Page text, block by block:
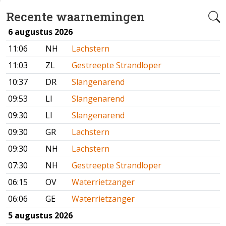
Recente waarnemingen
6 augustus 2026
11:06
NH
Lachstern
11:03
ZL
Gestreepte Strandloper
10:37
DR
Slangenarend
09:53
LI
Slangenarend
09:30
LI
Slangenarend
09:30
GR
Lachstern
09:30
NH
Lachstern
07:30
NH
Gestreepte Strandloper
06:15
OV
Waterrietzanger
06:06
GE
Waterrietzanger
5 augustus 2026